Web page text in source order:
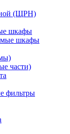
(ЩРН)
шкафы
шкафы
части)
фильтры